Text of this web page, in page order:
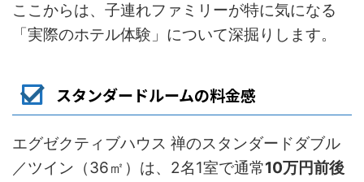
ここからは、子連れファミリーが特に気になる
「実際のホテル体験」について深掘りします。
スタンダードルームの料金感
エグゼクティブハウス 禅のスタンダードダブル
／ツイン（36㎡）は、2名1室で通常10万円前後